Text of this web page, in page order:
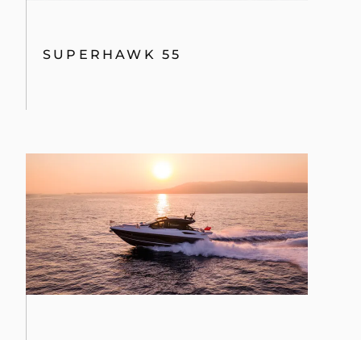
SUPERHAWK 55